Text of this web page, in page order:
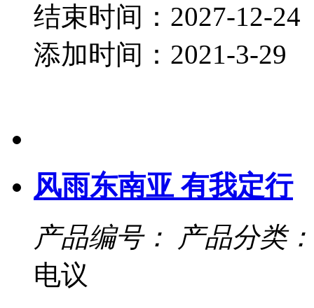
结束时间：2027-12-24
添加时间：2021-3-29
风雨东南亚 有我定行
产品编号：
产品分类
电议